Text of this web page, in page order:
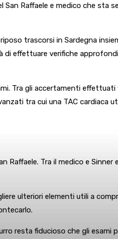
Raffaele e medico che sta
trascorsi in Sardegna
effettuare verifiche
Tra gli accertamenti effettuati
tra cui una TAC cardiaca
Raffaele. Tra il medico e
ulteriori elementi utili a
resta fiducioso che gli esami